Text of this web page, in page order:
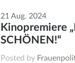
21 Aug. 2024
Kinopremiere
SCHÖNEN!“
Posted by